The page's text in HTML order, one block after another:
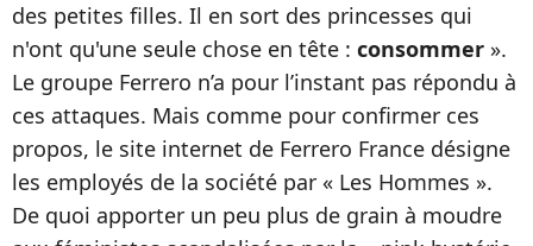
des petites filles. Il en sort des princesses qui
n'ont qu'une seule chose en tête : consommer ».
Le groupe Ferrero n’a pour l’instant pas répondu à
ces attaques. Mais comme pour confirmer ces
propos, le site internet de Ferrero France désigne
les employés de la société par « Les Hommes ».
De quoi apporter un peu plus de grain à moudre